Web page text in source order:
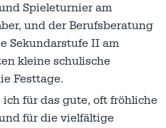
Spieleturnier am
und der Berufsberatung
Sekundarstufe II am
kleine schulische
Festtage.
für das gute, oft fröhliche
für die vielfältige